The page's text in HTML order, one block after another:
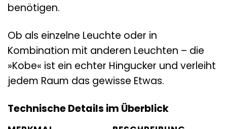
benötigen.
Ob als einzelne Leuchte oder in
Kombination mit anderen Leuchten – die
»Kobe« ist ein echter Hingucker und verleiht
jedem Raum das gewisse Etwas.
Technische Details im Überblick